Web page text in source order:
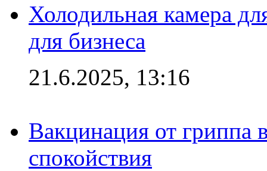
Холодильная камера
для бизнеса
21.6.2025, 13:16
Вакцинация от гриппа
спокойствия